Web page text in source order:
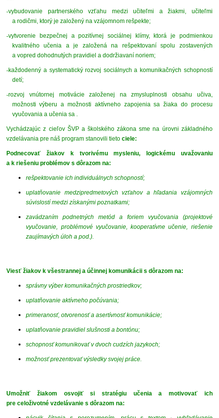
-vybudovanie partnerského vzťahu medzi učiteľmi a žiakmi, učiteľmi
a rodičmi, ktorý je založený na vzájomnom rešpekte;
-vytvorenie bezpečnej a pozitívnej sociálnej klímy, ktorá je podmienkou
kvalitného učenia a je založená na rešpektovaní spolu zostavených
a vopred dohodnutých pravidiel a dodržiavaní noriem;
-každodenný a systematický rozvoj sociálnych a komunikačných schopností
detí;
-rozvoj vnútornej motivácie založenej na zmysluplnosti obsahu učiva,
možnosti výberu a možnosti aktívneho zapojenia sa žiaka do procesu
vyučovania a učenia sa .
Vychádzajúc z cieľov ŠVP a školského zákona sme na úrovni základného
vzdelávania pre náš program stanovili tietociele:
Podnecovať žiakov k tvorivému mysleniu, logickému uvažovaniu
a k riešeniu problémov s dôrazom na:
rešpektovanie ich individuálnych schopností;
uplatňovanie medzipredmetových vzťahov a hľadania vzájomných
súvislostí medzi získanými poznatkami;
zavádzaním podnetných metód a foriem vyučovania (projektové
vyučovanie, problémové vyučovanie, kooperatívne učenie, riešenie
zaujímavých úloh a pod.).
Viesť žiakov k všestrannej a účinnej komunikácii s dôrazom na:
správny výber komunikačných prostriedkov;
uplatňovanie aktívneho počúvania;
primeranosť, otvorenosť a asertívnosť komunikácie;
uplatňovanie pravidiel slušnosti a bontónu;
schopnosť komunikovať v dvoch cudzích jazykoch;
možnosť prezentovať výsledky svojej práce.
Umožniť žiakom osvojiť si stratégiu učenia a motivovať ich
pre celoživotné vzdelávanie s dôrazom na: